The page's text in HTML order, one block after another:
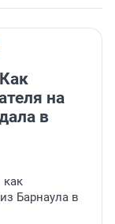
на
в
как
Барнаула в